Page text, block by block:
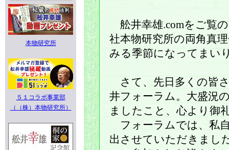
本物研究所
５１コラボ事業部
（（株）本物研究所）
舩井幸雄.comをご覧
社本物研究所の両角真
みる季節になってまい
さて、先日多くの皆
井フォーラム。大盛況
ましたこと、心より御
フォーラムでは、私
出させていただきまし